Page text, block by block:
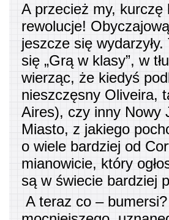
A przecież my,
rewolucje!
jeszcze się
się „Grą w klasy”, w
wierząc, że kiedyś
nieszczęsny Oliveira,
Aires), czy inny Nowy
Miasto, z jakiego
o wiele bardziej od
mianowicie, który
są w świecie bardziej
A teraz co –